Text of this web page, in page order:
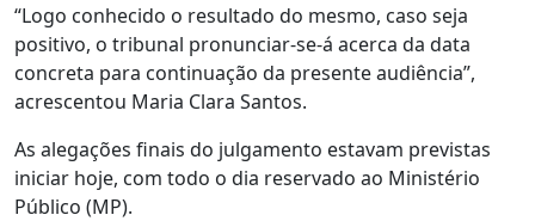
“Logo conhecido o resultado do mesmo, caso seja
positivo, o tribunal pronunciar-se-á acerca da data
concreta para continuação da presente audiência”,
acrescentou Maria Clara Santos.
As alegações finais do julgamento estavam previstas
iniciar hoje, com todo o dia reservado ao Ministério
Público (MP).